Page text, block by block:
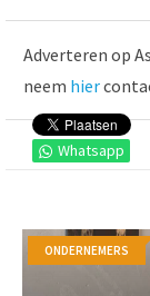
Whatsapp
Adverteren op
neem hier
ONDERNEMERS